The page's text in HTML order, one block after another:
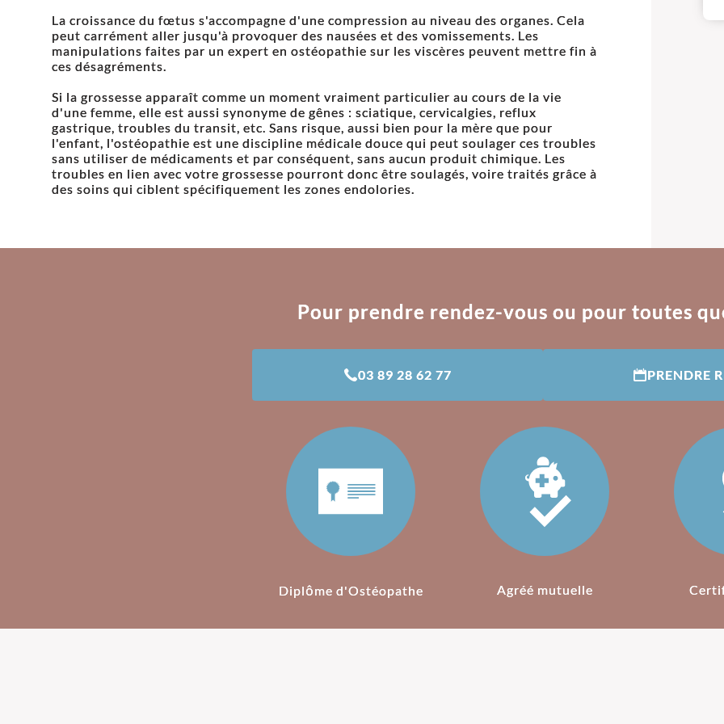
La croissance du fœtus s'accompagne d'une compression au niveau des organes. Cela
peut carrément aller jusqu'à provoquer des nausées et des vomissements. Les
manipulations faites par un expert en ostéopathie sur les viscères peuvent mettre fin à
ces désagréments.
Si la grossesse apparaît comme un moment vraiment particulier au cours de la vie
d'une femme, elle est aussi synonyme de gênes : sciatique, cervicalgies, reflux
gastrique, troubles du transit, etc. Sans risque, aussi bien pour la mère que pour
l'enfant, l'ostéopathie est une discipline médicale douce qui peut soulager ces troubles
sans utiliser de médicaments et par conséquent, sans aucun produit chimique. Les
troubles en lien avec votre grossesse pourront donc être soulagés, voire traités grâce à
des soins qui ciblent spécifiquement les zones endolories.
Pour prendre rendez-vous ou pour toutes
03 89 28 62 77 PRENDRE
Diplôme d'Ostéopathe Agréé mutuelle